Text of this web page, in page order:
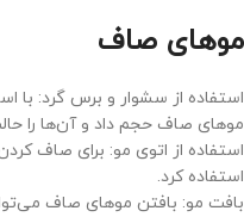
موهای صاف
استفاده از سشوار و برس گرد: با
موهای صاف حجم داد و آن‌ها را
استفاده از اتوی مو: برای صاف
استفاده کرد.
بافت مو: بافتن موهای صاف